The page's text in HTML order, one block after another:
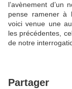
l’avènement d’un
pense ramener à
voici venue une
les précédentes,
de notre
Partager